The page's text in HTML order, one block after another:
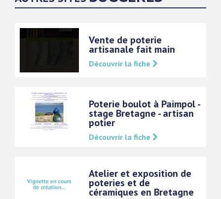
Vente de poterie
artisanale fait main
Découvrir la fiche
Poterie boulot à Paimpol -
stage Bretagne - artisan
potier
Découvrir la fiche
Atelier et exposition de
poteries et de
céramiques en Bretagne